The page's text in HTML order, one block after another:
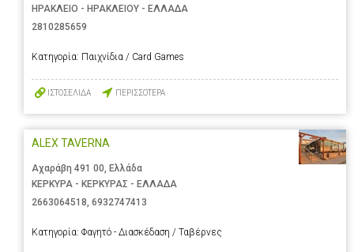
ΗΡΑΚΛΕΙΟ - ΗΡΑΚΛΕΙΟΥ - ΕΛΛΑΔΑ
2810285659
Κατηγορία: Παιχνίδια / Card Games
ΙΣΤΟΣΕΛΙΔΑ ΠΕΡΙΣΣΟΤΕΡΑ
ALEX TAVERNA
Αχαράβη 491 00, Ελλάδα
ΚΕΡΚΥΡΑ - ΚΕΡΚΥΡΑΣ - ΕΛΛΑΔΑ
2663064518, 6932747413
Κατηγορία: Φαγητό - Διασκέδαση / Ταβέρνες